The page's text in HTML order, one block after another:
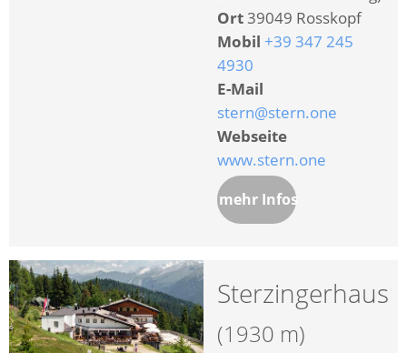
Ort39049 Rosskopf
Mobil +39 347 245
4930
E-Mail
stern@stern.one
Webseite
www.stern.one
mehr Infos
Sterzingerhaus
(1930 m)